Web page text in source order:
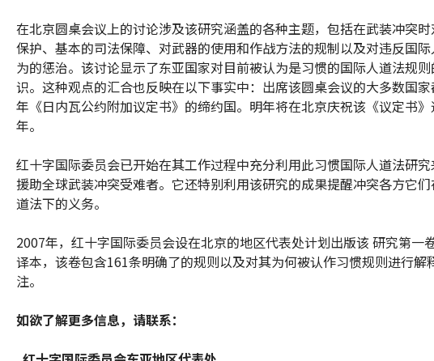
在北京圆桌会议上的讨论涉及该研究涵盖的各种主题，包括在武装冲突
保护、基本的司法保障、对武器的使用和作战方法的规制以及对违反国
为的惩治。该讨论显示了东亚国家对目前被认为是习惯的国际人道法规
识。这种观点的汇合也反映在以下事实中：出席该圆桌会议的大多数国
年《日内瓦公约附加议定书》的缔约国。明年将在北京庆祝该《议定书
年。
红十字国际委员会已开始在其工作过程中充分利用此习惯国际人道法研
援助全球武装冲突受难者。它还特别利用该研究的成果提醒冲突各方它们
道法下的义务。
2007年，红十字国际委员会设在北京的地区代表处计划出版该 研究第一
译本，该卷包含161条明确了的规则以及对其为何被认作习惯规则进行解
注。
如欲了解更多信息，请联系：